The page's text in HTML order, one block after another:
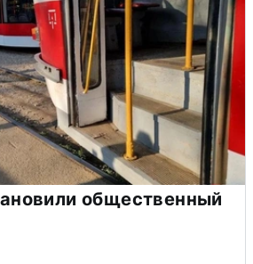
общественный